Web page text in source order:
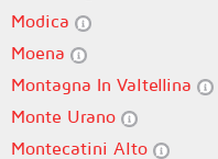
Modica
Moena
Montagna In Valtellina
Monte Urano
Montecatini Alto